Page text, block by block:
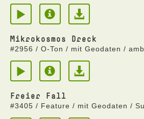
Mikrokosmos Dreck
#2956 / O-Ton / mit Geodaten /
Freier Fall
#3405 / Feature / mit Geodaten /